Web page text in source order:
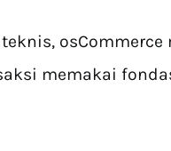
memakai